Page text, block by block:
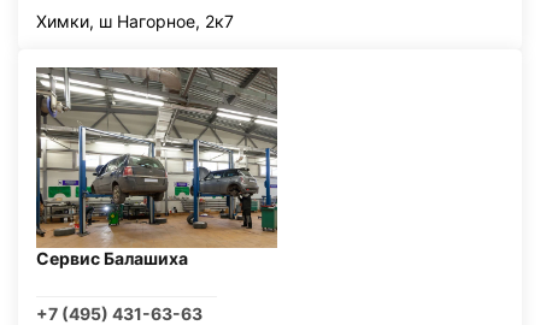
Химки, ш Нагорное, 2к7
Сервис Балашиха
+7 (495) 431-63-63